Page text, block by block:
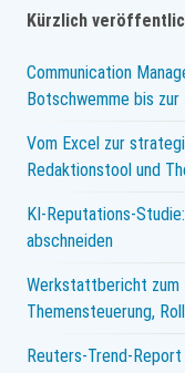
und
Auswertung
Nutzung
Communities
Kürzlich
Communication
Botschwemme bis
Vom Excel zur
Redaktionstool und
KI-Reputations-
abschneiden
Werkstattbericht zum
Themensteuerung,
Reuters-Trend-